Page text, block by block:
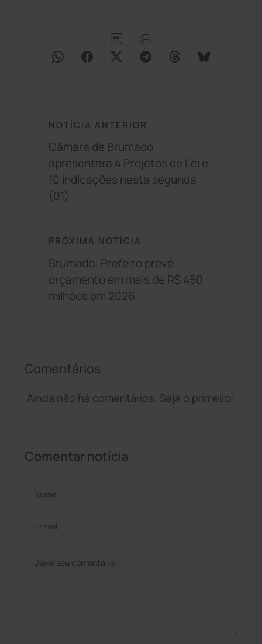
NOTÍCIA ANTERIOR
Câmara de Brumado
apresentará 4 Projetos de Lei e
10 indicações nesta segunda
(01)
PRÓXIMA NOTÍCIA
Brumado: Prefeito prevê
orçamento em mais de R$ 450
milhões em 2026
Comentários
Ainda não há comentários. Seja o primeiro!
Comentar notícia